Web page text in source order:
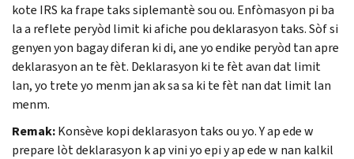
kote IRS ka frape taks siplemantè sou ou. Enfòmasyon pi ba
la a reflete peryòd limit ki afiche pou deklarasyon taks. Sòf si
genyen yon bagay diferan ki di, ane yo endike peryòd tan apre
deklarasyon an te fèt. Deklarasyon ki te fèt avan dat limit
lan, yo trete yo menm jan ak sa sa ki te fèt nan dat limit lan
menm.
Remak:Konsève kopi deklarasyon taks ou yo. Y ap ede w
prepare lòt deklarasyon k ap vini yo epi y ap ede w nan kalkil